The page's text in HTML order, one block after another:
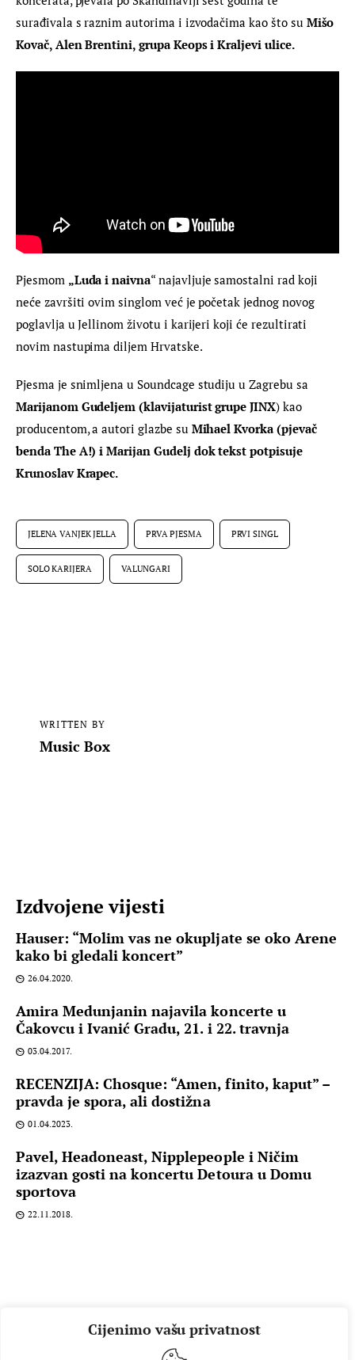
Cijenimo vašu privatnost
surađivala s raznim autorima i izvodačima kao što su Mišo
Kovač, Alen Brentini, grupa Keops i Kraljevi ulice.
Pjesmom „Luda i naivna“ najavljuje samostalni rad koji
neće završiti ovim singlom već je početak jednog novog
poglavlja u Jellinom životu i karijeri koji će rezultirati
novim nastupima diljem Hrvatske.
Pjesma je snimljena u Soundcage studiju u Zagrebu sa
Marijanom Gudeljem (klavijaturist grupe JINX) kao
producentom, a autori glazbe su Mihael Kvorka (pjevač
benda The A!) i Marijan Gudelj dok tekst potpisuje
Krunoslav Krapec.
JELENA VANJEK JELLA PRVA PJESMA PRVI SINGL
SOLO KARIJERA VALUNGARI
WRITTEN BY
Music Box
Izdvojene vijesti
Hauser: “Molim vas ne okupljate se oko Arene
kako bi gledali koncert”
26.04.2020.
Amira Medunjanin najavila koncerte u
Čakovcu i Ivanić Gradu, 21. i 22. travnja
03.04.2017.
RECENZIJA: Chosque: “Amen, finito, kaput” –
pravda je spora, ali dostižna
01.04.2023.
Pavel, Headoneast, Nipplepeople i Ničim
izazvan gosti na koncertu Detoura u Domu
sportova
22.11.2018.